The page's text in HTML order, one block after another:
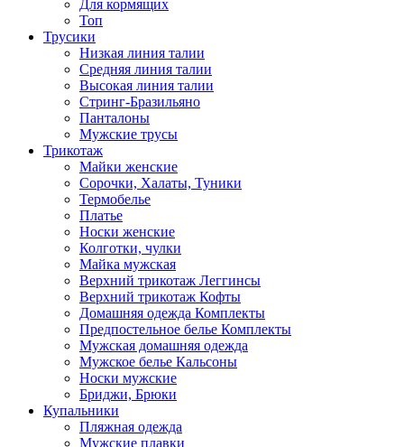
Для кормящих
Топ
Трусики
Низкая линия талии
Средняя линия талии
Высокая линия талии
Стринг-Бразильяно
Панталоны
Мужские трусы
Трикотаж
Майки женские
Сорочки, Халаты, Туники
Термобелье
Платье
Носки женские
Колготки, чулки
Майка мужская
Верхний трикотаж Леггинсы
Верхний трикотаж Кофты
Домашняя одежда Комплекты
Предпостельное белье Комплекты
Мужская домашняя одежда
Мужское белье Кальсоны
Носки мужские
Бриджи, Брюки
Купальники
Пляжная одежда
Мужские плавки